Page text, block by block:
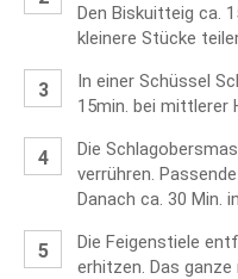
Den Biskuitteig ca.
kleinere Stücke
In einer Schüssel
15min. bei mittlerer
Die
verrühren.
Danach ca. 30 Min.
Die Feigenstiele
erhitzen. Das